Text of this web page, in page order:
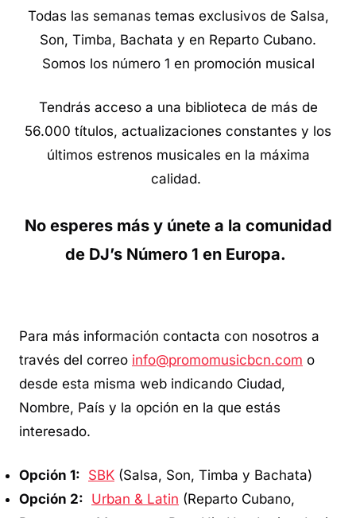
Todas las semanas temas exclusivos de Salsa,
Son, Timba, Bachata y en Reparto Cubano.
Somos los número 1 en promoción musical
Tendrás acceso a una biblioteca de más de
56.000 títulos, actualizaciones constantes y los
últimos estrenos musicales en la máxima
calidad.
No esperes más y únete a la comunidad
de DJ’s Número 1 en Europa.
Para más información contacta con nosotros a
través del correo info@promomusicbcn.com o
desde esta misma web indicando Ciudad,
Nombre, País y la opción en la que estás
interesado.
Opción 1: SBK (Salsa, Son, Timba y Bachata)
Opción 2: Urban & Latin (Reparto Cubano,